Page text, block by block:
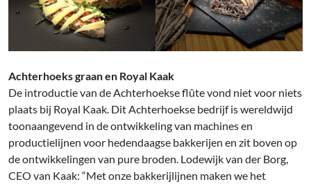
Achterhoeks graan en Royal Kaak
De introductie van de Achterhoekse flûte vond niet voor niets
plaats bij Royal Kaak. Dit Achterhoekse bedrijf is wereldwijd
toonaangevend in de ontwikkeling van machines en
productielijnen voor hedendaagse bakkerijen en zit boven op
de ontwikkelingen van pure broden. Lodewijk van der Borg,
CEO van Kaak: “Met onze bakkerijlijnen maken we het